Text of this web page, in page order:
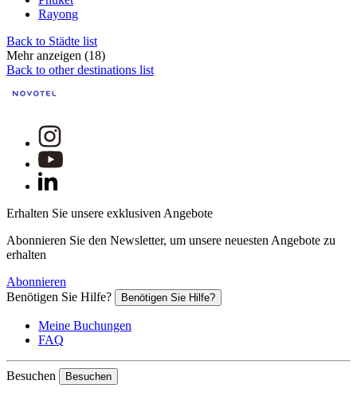
Rayong
Back to Städte list
Mehr anzeigen (18)
Back to other destinations list
Erhalten Sie unsere exklusiven Angebote
Abonnieren Sie den Newsletter, um unsere neuesten Angebote zu
erhalten
Abonnieren
Benötigen Sie Hilfe?
Benötigen Sie Hilfe?
Meine Buchungen
FAQ
Besuchen Besuchen